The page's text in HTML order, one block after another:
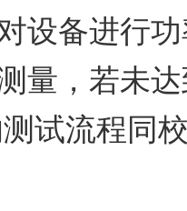
设备进行
量，若未
试流程同